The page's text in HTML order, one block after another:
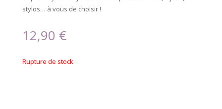
stylos… à vous de choisir !
12,90 €
Rupture de stock